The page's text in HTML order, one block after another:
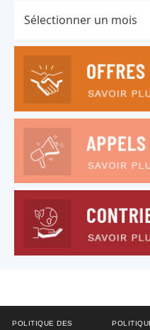
POLITIQUE DES